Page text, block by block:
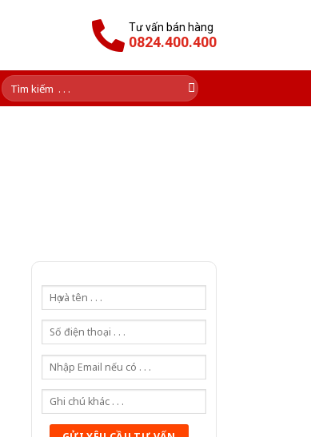
Tư vấn bán hàng
0824.400.400
Tìm
kiếm: